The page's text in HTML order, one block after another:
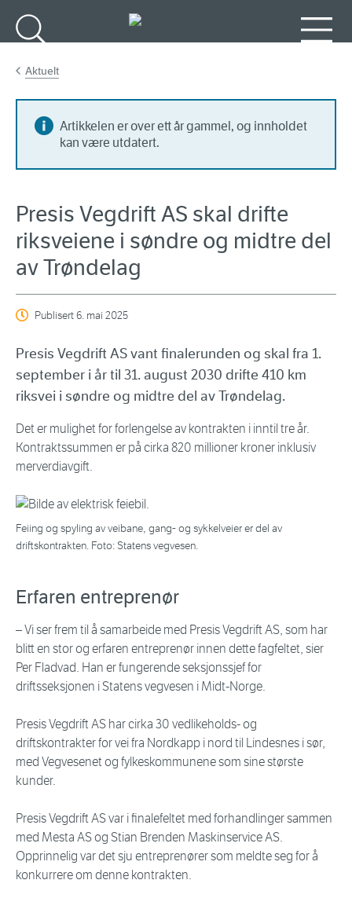
Aktuelt
Artikkelen er over ett år gammel, og innholdet
kan være utdatert.
Presis Vegdrift AS skal drifte
riksveiene i søndre og midtre del
av Trøndelag
Publisert6. mai 2025
Presis Vegdrift AS vant finalerunden og skal fra 1.
september i år til 31. august 2030 drifte 410 km
riksvei i søndre og midtre del av Trøndelag.
Det er mulighet for forlengelse av kontrakten i inntil tre år.
Kontraktssummen er på cirka 820 millioner kroner inklusiv
merverdiavgift.
Feiing og spyling av veibane, gang- og sykkelveier er del av
driftskontrakten. Foto: Statens vegvesen.
Erfaren entreprenør
– Vi ser frem til å samarbeide med Presis Vegdrift AS, som har
blitt en stor og erfaren entreprenør innen dette fagfeltet, sier
Per Fladvad. Han er fungerende seksjonssjef for
driftsseksjonen i Statens vegvesen i Midt-Norge.
Presis Vegdrift AS har cirka 30 vedlikeholds- og
driftskontrakter for vei fra Nordkapp i nord til Lindesnes i sør,
med Vegvesenet og fylkeskommunene som sine største
kunder.
Presis Vegdrift AS var i finalefeltet med forhandlinger sammen
med Mesta AS og Stian Brenden Maskinservice AS.
Opprinnelig var det sju entreprenører som meldte seg for å
konkurrere om denne kontrakten.